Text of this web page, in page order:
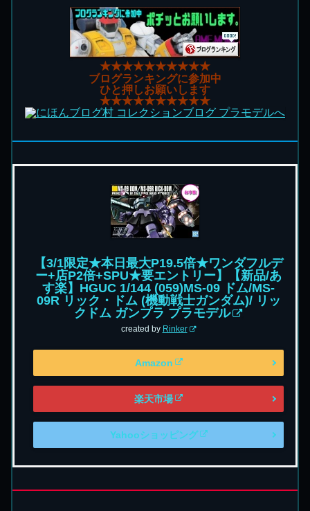
★★★★★★★★★★
ブログランキングに参加中
ひと押しお願いします
★★★★★★★★★★
【3/1限定★本日最大P19.5倍★ワンダフルデ
ー+店P2倍+SPU★要エントリー】【新品/あ
す楽】HGUC 1/144 (059)MS-09 ドム/MS-
09R リック・ドム (機動戦士ガンダム)/ リッ
クドム ガンプラ プラモデル
created by Rinker
Amazon
楽天市場
Yahooショッピング